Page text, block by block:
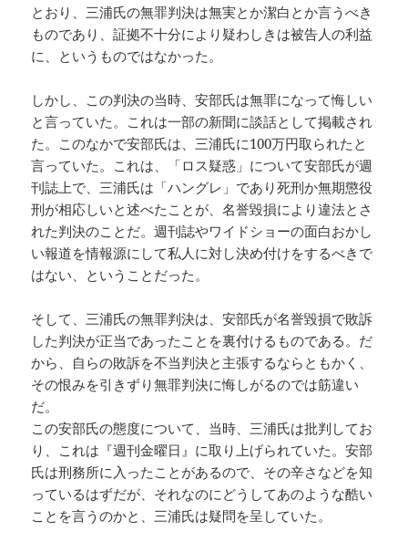
とおり、三浦氏の無罪判決は無実とか潔白とか言うべき
ものであり、証拠不十分により疑わしきは被告人の利益
に、というものではなかった。
しかし、この判決の当時、安部氏は無罪になって悔しい
と言っていた。これは一部の新聞に談話として掲載され
た。このなかで安部氏は、三浦氏に100万円取られたと
言っていた。これは、「ロス疑惑」について安部氏が週
刊誌上で、三浦氏は「ハングレ」であり死刑か無期懲役
刑が相応しいと述べたことが、名誉毀損により違法とさ
れた判決のことだ。週刊誌やワイドショーの面白おかし
い報道を情報源にして私人に対し決め付けをするべきで
はない、ということだった。
そして、三浦氏の無罪判決は、安部氏が名誉毀損で敗訴
した判決が正当であったことを裏付けるものである。だ
から、自らの敗訴を不当判決と主張するならともかく、
その恨みを引きずり無罪判決に悔しがるのでは筋違い
だ。
この安部氏の態度について、当時、三浦氏は批判してお
り、これは『週刊金曜日』に取り上げられていた。安部
氏は刑務所に入ったことがあるので、その辛さなどを知
っているはずだが、それなのにどうしてあのような酷い
ことを言うのかと、三浦氏は疑問を呈していた。